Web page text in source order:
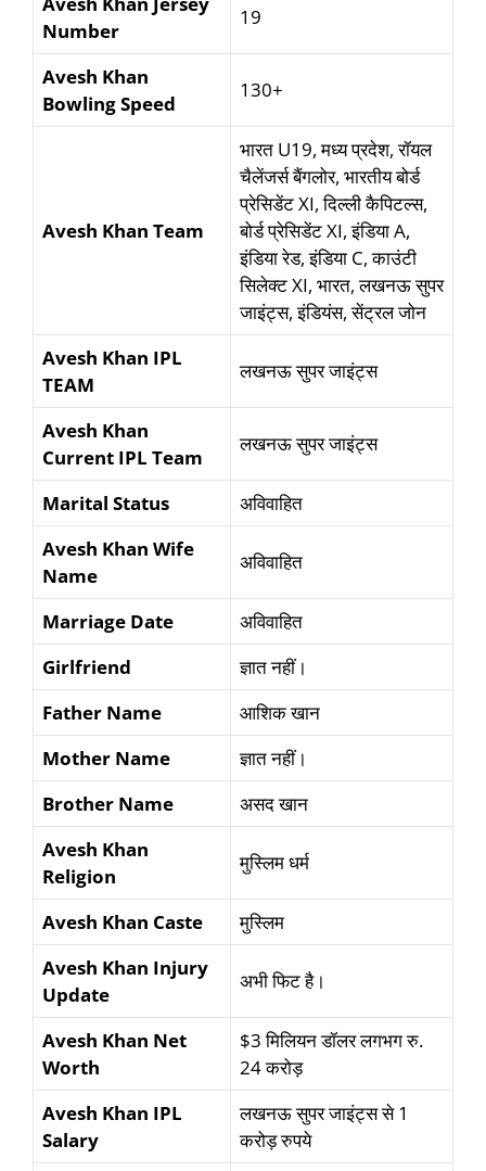
Number
19
Avesh Khan
Bowling Speed
130+
Avesh Khan Team
भारत U19, मध्य प्रदेश, रॉयल
चैलेंजर्स बैंगलोर, भारतीय बोर्ड
प्रेसिडेंट XI, दिल्ली कैपिटल्स,
बोर्ड प्रेसिडेंट XI, इंडिया A,
इंडिया रेड, इंडिया C, काउंटी
सिलेक्ट XI, भारत, लखनऊ सुपर
जाइंट्स, इंडियंस, सेंट्रल जोन
Avesh Khan IPL
TEAM
लखनऊ सुपर जाइंट्स
Avesh Khan
Current IPL Team
लखनऊ सुपर जाइंट्स
Marital Status
अविवाहित
Avesh Khan Wife
Name
अविवाहित
Marriage Date
अविवाहित
Girlfriend
ज्ञात नहीं।
Father Name
आशिक खान
Mother Name
ज्ञात नहीं।
Brother Name
असद खान
Avesh Khan
Religion
मुस्लिम धर्म
Avesh Khan Caste
मुस्लिम
Avesh Khan Injury
Update
अभी फिट है।
Avesh Khan Net
Worth
$3 मिलियन डॉलर लगभग रु.
24 करोड़
Avesh Khan IPL
Salary
लखनऊ सुपर जाइंट्स से 1
करोड़ रुपये